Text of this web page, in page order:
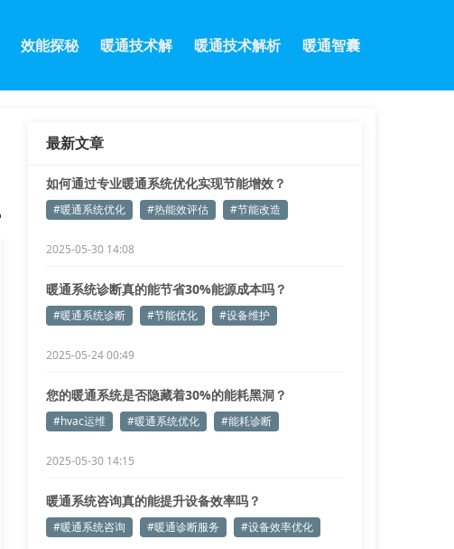
效能探秘 暖通技术解 暖通技术解析 暖通智囊
最新文章
如何通过专业暖通系统优化实现节能增效？
#暖通系统优化 #热能效评估 #节能改造
2025-05-30 14:08
暖通系统诊断真的能节省30%能源成本吗？
#暖通系统诊断 #节能优化 #设备维护
2025-05-24 00:49
您的暖通系统是否隐藏着30%的能耗黑洞？
#hvac运维 #暖通系统优化 #能耗诊断
2025-05-30 14:15
暖通系统咨询真的能提升设备效率吗？
#暖通系统咨询 #暖通诊断服务 #设备效率优化